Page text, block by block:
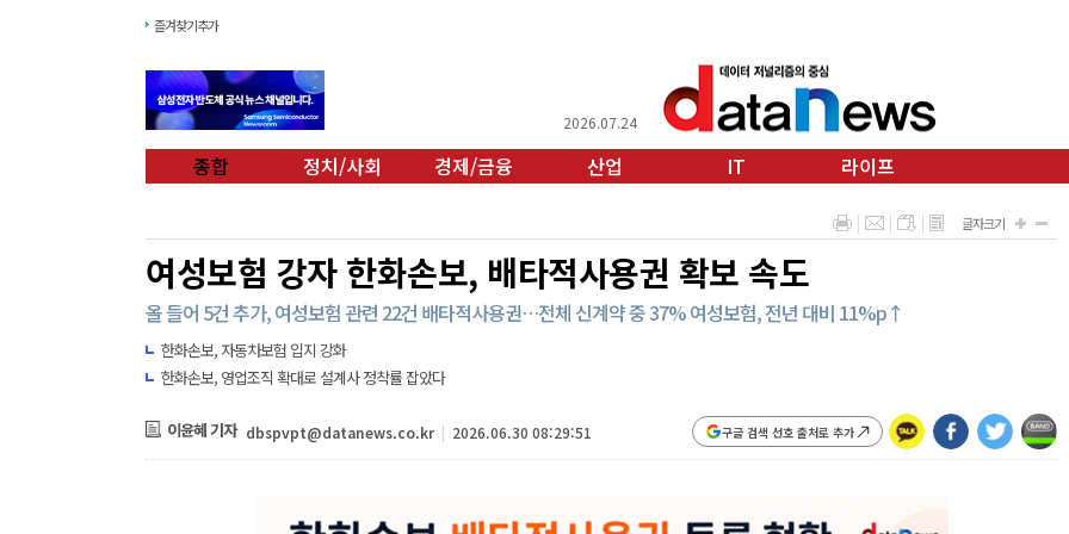
즐겨찾기추가
2026.07.24
종합 정치/사회 경제/금융 산업 IT 라이프
여성보험 강자 한화손보, 배타적사용권 확보 속도
올 들어 5건 추가, 여성보험 관련 22건 배타적사용권…전체 신계약 중 37% 여성보험, 전년 대비 11%p↑
한화손보, 자동차보험 입지 강화
한화손보, 영업조직 확대로 설계사 정착률 잡았다
구글 검색 선호 출처로 추가
이윤혜 기자 dbspvpt@datanews.co.kr | 2026.06.30 08:29:51
글자크기